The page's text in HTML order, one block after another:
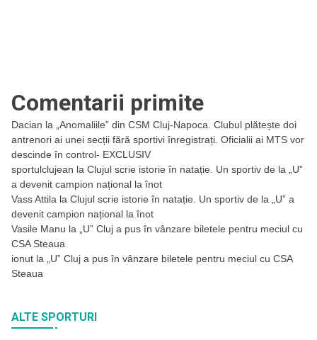
Comentarii primite
Dacian la
„Anomaliile” din CSM Cluj-Napoca. Clubul plătește doi
antrenori ai unei secții fără sportivi înregistrați. Oficialii ai MTS vor
descinde în control- EXCLUSIV
sportulclujean la Clujul scrie istorie în natație. Un sportiv de la „U”
a devenit campion național la înot
Vass Attila la Clujul scrie istorie în natație. Un sportiv de la „U” a
devenit campion național la înot
Vasile Manu la
„U” Cluj a pus în vânzare biletele pentru meciul cu
CSA Steaua
ionut la
„U” Cluj a pus în vânzare biletele pentru meciul cu CSA
Steaua
ALTE SPORTURI